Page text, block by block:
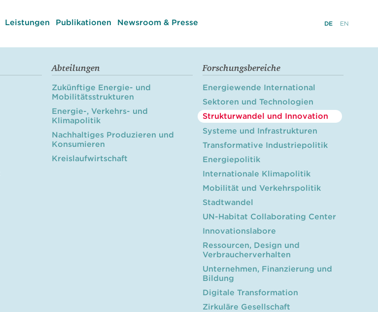
Leistungen Publikationen Newsroom & Presse DE EN
Abteilungen
Zukünftige Energie- und
Mobilitätsstrukturen
Energie-, Verkehrs- und
Klimapolitik
Nachhaltiges Produzieren und
Konsumieren
Kreislaufwirtschaft
Forschungsbereiche
Energiewende International
Sektoren und Technologien
Strukturwandel und Innovation
Systeme und Infrastrukturen
Transformative Industriepolitik
Energiepolitik
Internationale Klimapolitik
Mobilität und Verkehrspolitik
Stadtwandel
UN-Habitat Collaborating Center
Innovationslabore
Ressourcen, Design und
Verbraucherverhalten
Unternehmen, Finanzierung und
Bildung
Digitale Transformation
Zirkuläre Gesellschaft